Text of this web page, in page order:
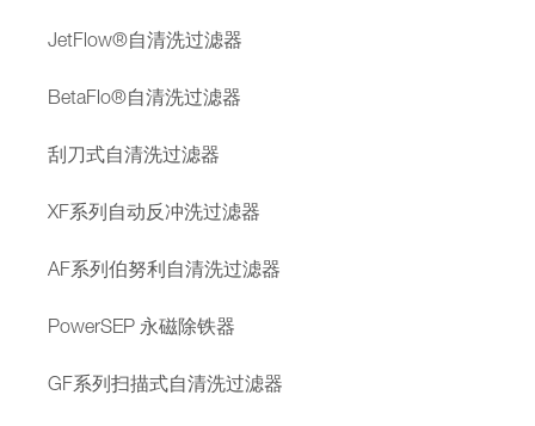
JetFlow®自清洗过滤器
BetaFlo®自清洗过滤器
刮刀式自清洗过滤器
XF系列自动反冲洗过滤器
AF系列伯努利自清洗过滤器
PowerSEP 永磁除铁器
GF系列扫描式自清洗过滤器